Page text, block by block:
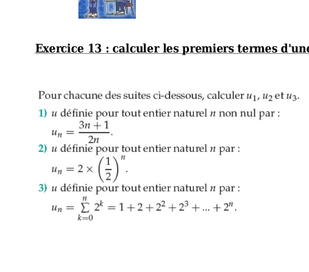
Exercice 13 : calculer les premiers termes